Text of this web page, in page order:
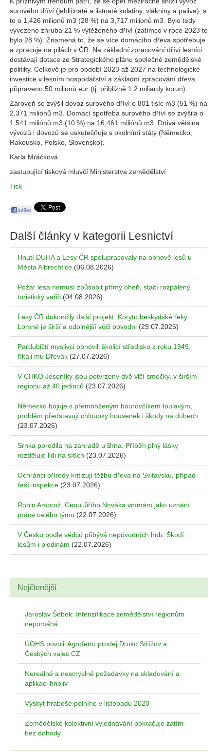
surového dříví (jehličnaté a listnaté kulatiny, vlákniny a paliva), a
to o 1,426 milionů m3 (28 %) na 3,717 milionů m3. Bylo tedy
vyvezeno zhruba 21 % vytěženého dříví (zatímco v roce 2023 to
bylo 28 %). Znamená to, že se více domácího dřeva spotřebuje
a zpracuje na pilách v ČR. Na základní zpracování dříví lesníci
dostávají dotace ze Strategického plánu společné zemědělské
politiky. Celkově je pro období 2023 až 2027 na technologické
investice v lesním hospodářství a základní zpracování dřeva
připraveno 50 milionů eur (tj. přibližně 1,2 miliardy korun).
Zároveň se zvýšil dovoz surového dříví o 801 tisíc m3 (51 %) na
2,371 miliónů m3. Domácí spotřeba surového dříví se zvýšila o
1,541 miliónů m3 (10 %) na 16,461 miliónů m3. Drtivá většina
vývozů i dovozů se uskutečňuje s okolními státy (Německo,
Rakousko, Polsko, Slovensko).
Karla Mráčková
zastupující tisková mluvčí Ministerstva zemědělství
Tisk
Další články v kategorii Lesnictví
Hnutí DUHA a Lesy ČR spolupracovaly na obnově lesů u
Města Albrechtice (06.08.2026)
Požár lesa nemusí způsobit přímý oheň, stačí rozpálený
turistický vařič (04.08.2026)
Lesy ČR dokončily další projekt: Koryto beskydské řeky
Lomné je širší a odolnější vůči povodni (29.07.2026)
Pardubičtí myslivci obnovili školicí středisko z roku 1949,
říkali mu Dřevák (27.07.2026)
V CHKO Jeseníky jsou potvrzeny dvě vlčí smečky, v širším
regionu až 40 jedinců (23.07.2026)
Německo bojuje s přemnoženým bourovčíkem toulavým,
problém představují chloupky housenek i škody na dubech
(23.07.2026)
Srnka porodila na zahradě u Brna. Příběh plný lásky
rozděluje lidi na sítích (23.07.2026)
Ochránci přírody kritizují těžbu dřeva na Svitavsku, případ
řeší inspekce (23.07.2026)
Robin Ambrož: Cenu Jiřího Nováka vnímám jako uznání
práce celého týmu (22.07.2026)
V Česku podle vědců přibývá nepůvodních hub. Škodí
lesům i plodinám (22.07.2026)
Nejčtenější
Jaroslav Šebek: Intenzifikace zemědělství regionům
nepomáhá
ÚOHS povolil Agrofertu prodej Druko Střížov a
Českých vajec CZ
Nereálné a nesmyslné požadavky na skladování a
aplikaci hnojiv
Výskyt hraboše polního v listopadu 2020
Zemědělské kolektivní vyjednávání pokračuje zatím
bez dohody